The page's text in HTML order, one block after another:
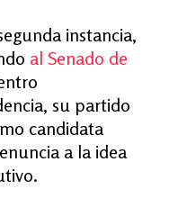
instancia,
al Senado de
su partido
candidata
a la idea